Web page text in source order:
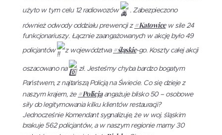
użyto w tym celu 12 radiowozów . Zabezpieczono
również odwody oddziału prewencji z #Katowicew sile 24
funkcjonariuszy. Łącznie zaangażowanych w akcję było 49
policjantów z województwa #śląskie-go. Koszty całej akcji
oszacowano na zł. Jesteśmy chyba bardzo bogatym
Państwem, z najtańszą Policją na Świecie. Co się dzieje z
naszym krajem, że #Policjaangażuje blisko 50 – osobowe
siły do legitymowania kilku klientów restauracji?
Jednocześnie Komendant sygnalizuje, że w woj. śląskim
brakuje 562 policjantów, a w naszym regionie mamy 30